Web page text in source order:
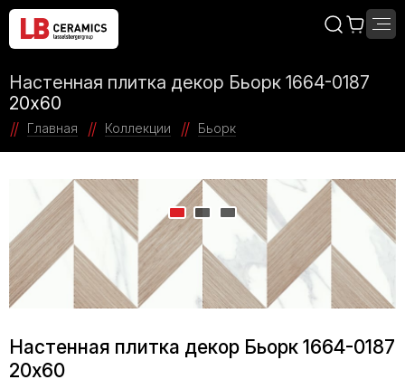
Настенная плитка декор Бьорк 1664-0187
20х60
Главная Коллекции Бьорк
Настенная плитка декор Бьорк 1664-0187
20х60